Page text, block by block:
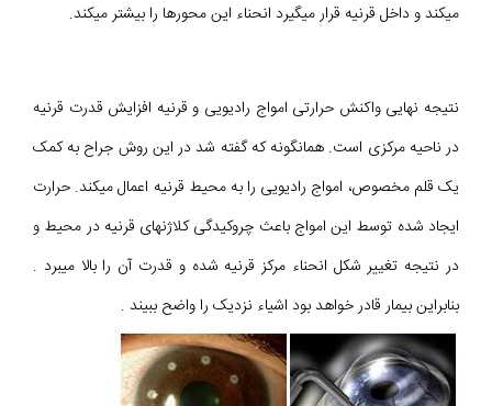
میکند و داخل قرنیه قرار میگیرد انحناء این محورها را بیشتر میکند.
نتیجه نهایی واکنش حرارتی امواج رادیویی و قرنیه افزایش قدرت قرنیه
در ناحیه مرکزی است. همانگونه که گفته شد در این روش جراح به کمک
یک قلم مخصوص، امواج رادیویی را به محیط قرنیه اعمال میکند. حرارت
ایجاد شده توسط این امواج باعث چروکیدگی کلاژنهای قرنیه در محیط و
در نتیجه تغییر شکل انحناء مرکز قرنیه شده و قدرت آن را بالا میبرد .
بنابراین بیمار قادر خواهد بود اشیاء نزدیک را واضح ببیند .